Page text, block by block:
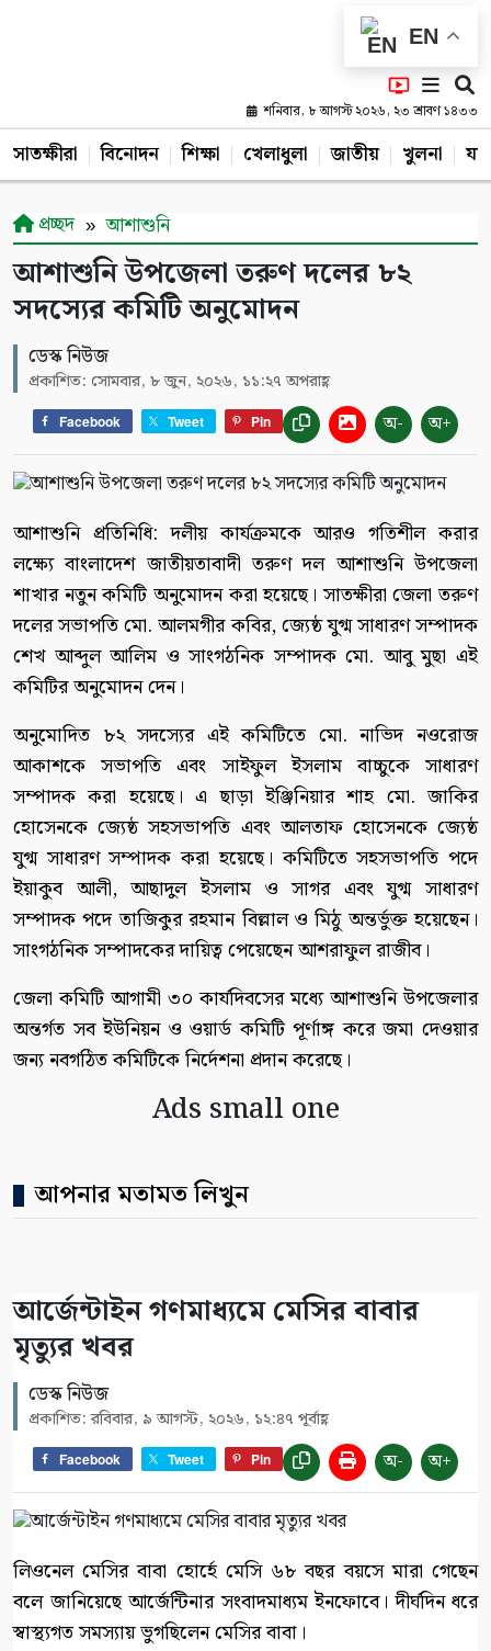
EN
শনিবার, ৮ আগস্ট ২০২৬, ২৩ শ্রাবণ ১৪৩৩
সাতক্ষীরা বিনোদন শিক্ষা খেলাধুলা জাতীয় খুলনা
প্রচ্ছদ আশাশুনি
আশাশুনি উপজেলা তরুণ দলের ৮২
সদস্যের কমিটি অনুমোদন
ডেস্ক নিউজ
প্রকাশিত: সোমবার, ৮ জুন, ২০২৬, ১১:২৭ অপরাহ্ণ
Facebook Tweet Pin অ- অ+
আশাশুনি প্রতিনিধি: দলীয় কার্যক্রমকে আরও গতিশীল করার
লক্ষ্যে বাংলাদেশ জাতীয়তাবাদী তরুণ দল আশাশুনি উপজেলা
শাখার নতুন কমিটি অনুমোদন করা হয়েছে। সাতক্ষীরা জেলা তরুণ
দলের সভাপতি মো. আলমগীর কবির, জ্যেষ্ঠ যুগ্ম সাধারণ সম্পাদক
শেখ আব্দুল আলিম ও সাংগঠনিক সম্পাদক মো. আবু মুছা এই
কমিটির অনুমোদন দেন।
অনুমোদিত ৮২ সদস্যের এই কমিটিতে মো. নাভিদ নওরোজ
আকাশকে সভাপতি এবং সাইফুল ইসলাম বাচ্চুকে সাধারণ
সম্পাদক করা হয়েছে। এ ছাড়া ইঞ্জিনিয়ার শাহ মো. জাকির
হোসেনকে জ্যেষ্ঠ সহসভাপতি এবং আলতাফ হোসেনকে জ্যেষ্ঠ
যুগ্ম সাধারণ সম্পাদক করা হয়েছে। কমিটিতে সহসভাপতি পদে
ইয়াকুব আলী, আছাদুল ইসলাম ও সাগর এবং যুগ্ম সাধারণ
সম্পাদক পদে তাজিকুর রহমান বিল্লাল ও মিঠু অন্তর্ভুক্ত হয়েছেন।
সাংগঠনিক সম্পাদকের দায়িত্ব পেয়েছেন আশরাফুল রাজীব।
জেলা কমিটি আগামী ৩০ কার্যদিবসের মধ্যে আশাশুনি উপজেলার
অন্তর্গত সব ইউনিয়ন ও ওয়ার্ড কমিটি পূর্ণাঙ্গ করে জমা দেওয়ার
জন্য নবগঠিত কমিটিকে নির্দেশনা প্রদান করেছে।
Ads small one
আপনার মতামত লিখুন
আর্জেন্টাইন গণমাধ্যমে মেসির বাবার
মৃত্যুর খবর
ডেস্ক নিউজ
প্রকাশিত: রবিবার, ৯ আগস্ট, ২০২৬, ১২:৪৭ পূর্বাহ্ণ
Facebook Tweet Pin অ- অ+
লিওনেল মেসির বাবা হোর্হে মেসি ৬৮ বছর বয়সে মারা গেছেন
বলে জানিয়েছে আর্জেন্টিনার সংবাদমাধ্যম ইনফোবে। দীর্ঘদিন ধরে
স্বাস্থ্যগত সমস্যায় ভুগছিলেন মেসির বাবা।